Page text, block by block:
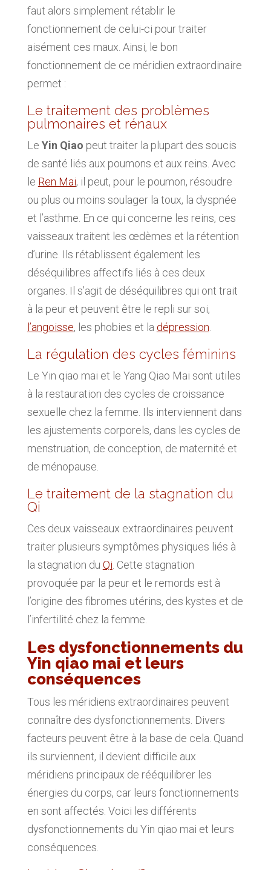
faut alors simplement rétablir le
fonctionnement de celui-ci pour traiter
aisément ces maux. Ainsi, le bon
fonctionnement de ce méridien extraordinaire
permet :
Le traitement des problèmes
pulmonaires et rénaux
Le Yin Qiao peut traiter la plupart des soucis
de santé liés aux poumons et aux reins. Avec
le Ren Mai, il peut, pour le poumon, résoudre
ou plus ou moins soulager la toux, la dyspnée
et l’asthme. En ce qui concerne les reins, ces
vaisseaux traitent les œdèmes et la rétention
d’urine. Ils rétablissent également les
déséquilibres affectifs liés à ces deux
organes. Il s’agit de déséquilibres qui ont trait
à la peur et peuvent être le repli sur soi,
l’angoisse, les phobies et la dépression.
La régulation des cycles féminins
Le Yin qiao mai et le Yang Qiao Mai sont utiles
à la restauration des cycles de croissance
sexuelle chez la femme. Ils interviennent dans
les ajustements corporels, dans les cycles de
menstruation, de conception, de maternité et
de ménopause.
Le traitement de la stagnation du
Qi
Ces deux vaisseaux extraordinaires peuvent
traiter plusieurs symptômes physiques liés à
la stagnation du Qi. Cette stagnation
provoquée par la peur et le remords est à
l’origine des fibromes utérins, des kystes et de
l’infertilité chez la femme.
Les dysfonctionnements du
Yin qiao mai et leurs
conséquences
Tous les méridiens extraordinaires peuvent
connaître des dysfonctionnements. Divers
facteurs peuvent être à la base de cela. Quand
ils surviennent, il devient difficile aux
méridiens principaux de rééquilibrer les
énergies du corps, car leurs fonctionnements
en sont affectés. Voici les différents
dysfonctionnements du Yin qiao mai et leurs
conséquences.